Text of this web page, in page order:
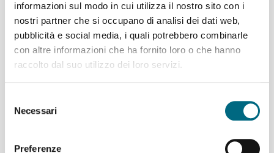
informazioni sul modo in cui utilizza il nostro sito con i
nostri partner che si occupano di analisi dei dati web,
pubblicità e social media, i quali potrebbero combinarle
con altre informazioni che ha fornito loro o che hanno
raccolto dal suo utilizzo dei loro servizi.
delNecessari
Preferenze
Da lunedì 2 a venerdì 6 settembre
via Nazionale nel tratto compreso tra
l'intersezione con via Dante Sedini e
quella con via Volta verrà chiuso al
Linea 704: i
bus transiteranno in entrambe le direzioni in...
Per saperne di più